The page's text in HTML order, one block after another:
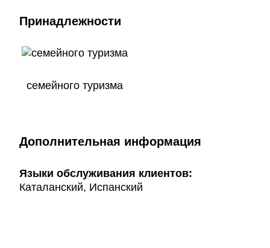
Принадлежности
семейного туризма
Дополнительная информация
Языки обслуживания клиентов:
Каталанский, Испанский